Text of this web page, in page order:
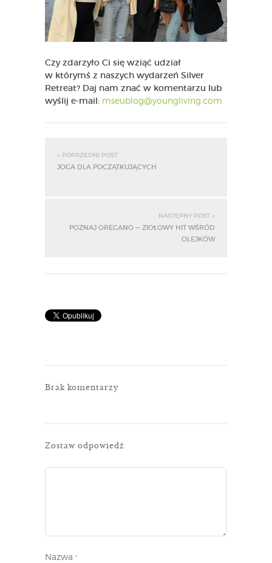
Czy zdarzyło Ci się wziąć udział
w którymś z naszych wydarzeń Silver
Retreat? Daj nam znać w komentarzu lub
wyślij e-mail: mseublog@youngliving.com
« POPRZEDNI POST
JOGA DLA POCZĄTKUJĄCYCH
NASTĘPNY POST »
POZNAJ OREGANO — ZIOŁOWY HIT WŚRÓD
OLEJKÓW
Brak komentarzy
Zostaw odpowiedź
Nazwa *